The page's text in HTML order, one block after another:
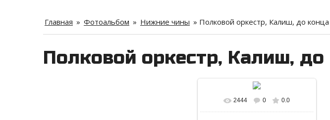
Главная » Фотоальбом » Нижние чины » Полковой оркестр, Калиш, до
Полковой оркестр, Калиш, до
В реальном размере 1000x336
2444 0 0.0